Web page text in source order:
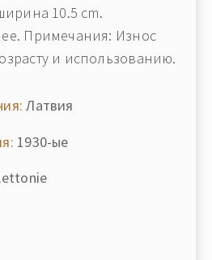
10.5 cm.
Примечания: Износ
и использованию.
Латвия
1930-ые